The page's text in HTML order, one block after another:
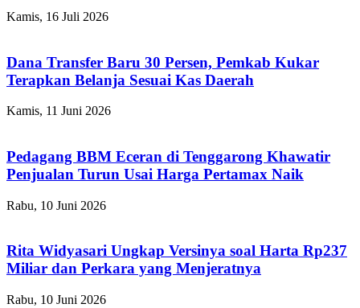
Kamis, 16 Juli 2026
Dana Transfer Baru 30 Persen, Pemkab Kukar
Terapkan Belanja Sesuai Kas Daerah
Kamis, 11 Juni 2026
Pedagang BBM Eceran di Tenggarong Khawatir
Penjualan Turun Usai Harga Pertamax Naik
Rabu, 10 Juni 2026
Rita Widyasari Ungkap Versinya soal Harta Rp237
Miliar dan Perkara yang Menjeratnya
Rabu, 10 Juni 2026